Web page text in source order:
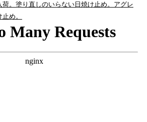
荷。塗り直しのいらない日焼け止め。アグレ
め。